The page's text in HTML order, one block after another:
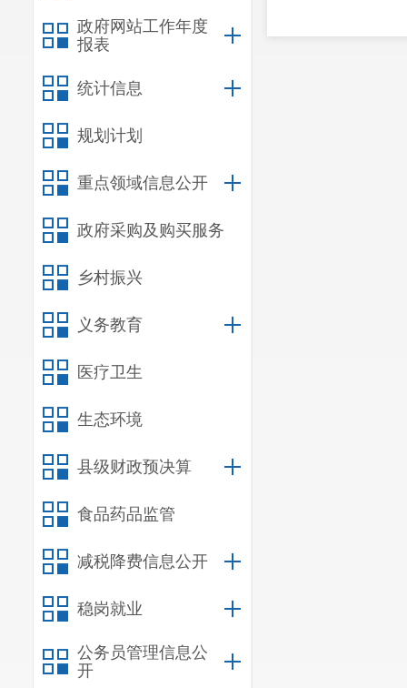
政府网站工作年度
报表
统计信息
规划计划
重点领域信息公开
政府采购及购买服务
乡村振兴
义务教育
医疗卫生
生态环境
县级财政预决算
食品药品监管
减税降费信息公开
稳岗就业
公务员管理信息公
开